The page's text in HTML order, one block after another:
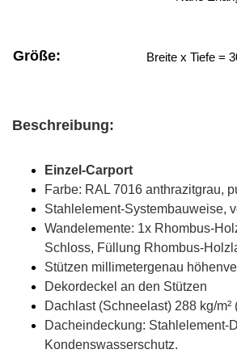
Größe: Breite x Tiefe =
Beschreibung:
Einzel-Carport
Farbe: RAL 7016 anthrazitgrau,
Stahlelement-Systembauweise,
Wandelemente: 1x Rhombus-
Schloss, Füllung Rhombus-
Stützen millimetergenau
Dekordeckel an den Stützen
Dachlast (Schneelast) 288 kg/
Dacheindeckung: Stahlelement-
Kondenswasserschutz.